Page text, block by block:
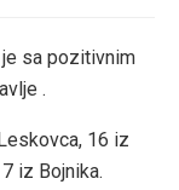
sa pozitivnim
.
16 iz
iz Bojnika.